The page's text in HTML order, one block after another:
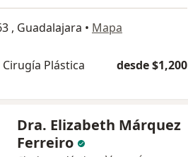
, Guadalajara • Mapa
Plástica desde $1,200
Dra. Elizabeth Márquez
Ferreiro